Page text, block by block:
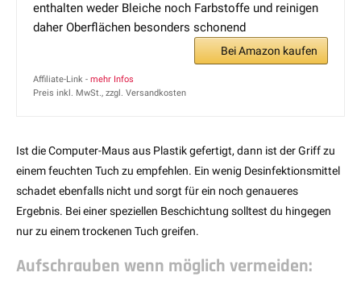
enthalten weder Bleiche noch Farbstoffe und reinigen
daher Oberflächen besonders schonend
Bei Amazon kaufen
Affiliate-Link - mehr Infos
Preis inkl. MwSt., zzgl. Versandkosten
Ist die Computer-Maus aus Plastik gefertigt, dann ist der Griff zu
einem feuchten Tuch zu empfehlen. Ein wenig Desinfektionsmittel
schadet ebenfalls nicht und sorgt für ein noch genaueres
Ergebnis. Bei einer speziellen Beschichtung solltest du hingegen
nur zu einem trockenen Tuch greifen.
Aufschrauben wenn möglich vermeiden: